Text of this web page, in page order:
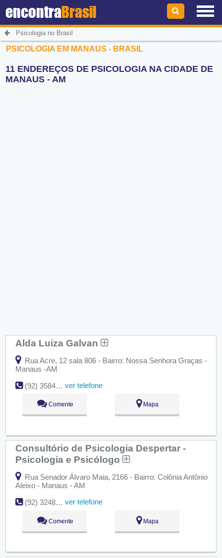
encontraBrasil
Psicologia no Brasil
PSICOLOGIA EM MANAUS - BRASIL
11 ENDEREÇOS DE PSICOLOGIA NA CIDADE DE
MANAUS - AM
Alda Luiza Galvan
Rua Acre, 12 sala 806 - Bairro: Nossa Senhora Graças -
Manaus -AM
(92) 3584-9200
ver telefone
Comente Mapa
Consultório de Psicologia Despertar -
Psicologia e Psicólogo
Rua Senador Álvaro Maia, 2166 - Bairro: Colônia Antônio
Aleixo - Manaus - AM
(92) 3248-2698
ver telefone
Comente Mapa